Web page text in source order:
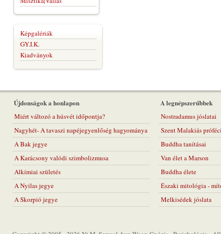
Képgalériák
GY.I.K.
Kiadványok
Újdonságok a honlapon
Miért változó a húsvét időpontja?
Nagyhét- A tavaszi napéjegyenlőség hagyománya
A Bak jegye
A Karácsony valódi szimbolizmusa
Alkímiai születés
A Nyilas jegye
A Skorpió jegye
A legnépszerűbbek
Nostradamus jóslatai
Szent Malakiás
Buddha tanításai
Van élet a Marson
Buddha élete
Északi mitológia -
Melkisédek jóslata